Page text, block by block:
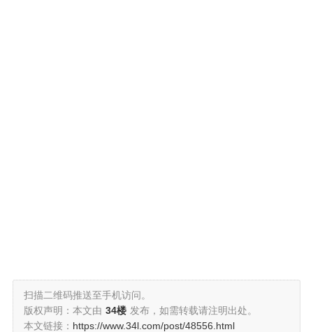
扫描二维码推送至手机访问。
版权声明：本文由 34楼 发布，如需转载请注明出处。
本文链接： https://www.34l.com/post/48556.html